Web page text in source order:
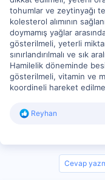
tohumlar ve zeytinyağı
kolesterol alımının
doymamış yağlar
gösterilmeli, yeterli
sınırlandırılmalı ve sık
Hamilelik döneminde
gösterilmeli, vitamin ve
koordineli hareket
R
Reyhan
Cevap